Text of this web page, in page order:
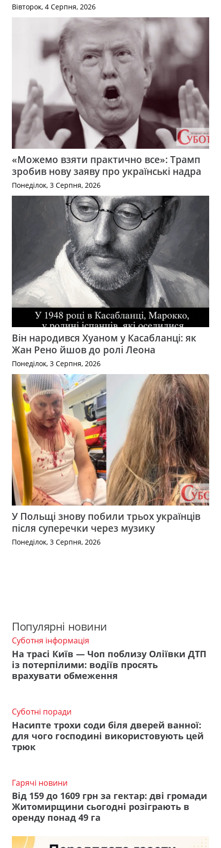
Вівторок, 4 Серпня, 2026
«Можемо взяти практично все»: Трамп
зробив нову заяву про українські надра
Понеділок, 3 Серпня, 2026
Він народився Хуаном у Касабланці: як
Жан Рено йшов до ролі Леона
Понеділок, 3 Серпня, 2026
У Польщі знову побили трьох українців
після суперечки через музику
Понеділок, 3 Серпня, 2026
Популярні новини
Суботня інформація
На трасі Київ — Чоп поблизу Оліївки ДТП
із потерпілими: водіїв просять
врахувати обмеження
Суботні поради
Насипте трохи соди біля дверей ванної:
для чого господині використовують цей
трюк
Гарячі новини
Від 159 до 1609 грн за гектар: дві громади
Житомирщини сьогодні розіграють в
оренду понад 49 га